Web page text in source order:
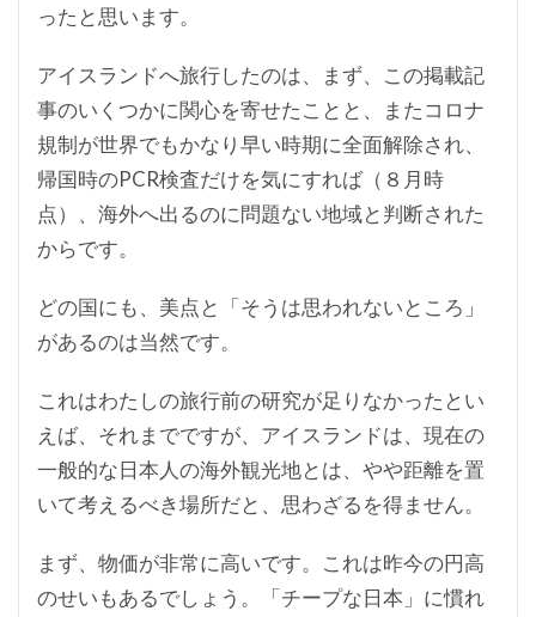
ったと思います。
アイスランドへ旅行したのは、まず、この掲載記
事のいくつかに関心を寄せたことと、またコロナ
規制が世界でもかなり早い時期に全面解除され、
帰国時のPCR検査だけを気にすれば（８月時
点）、海外へ出るのに問題ない地域と判断された
からです。
どの国にも、美点と「そうは思われないところ」
があるのは当然です。
これはわたしの旅行前の研究が足りなかったとい
えば、それまでですが、アイスランドは、現在の
一般的な日本人の海外観光地とは、やや距離を置
いて考えるべき場所だと、思わざるを得ません。
まず、物価が非常に高いです。これは昨今の円高
のせいもあるでしょう。「チープな日本」に慣れ